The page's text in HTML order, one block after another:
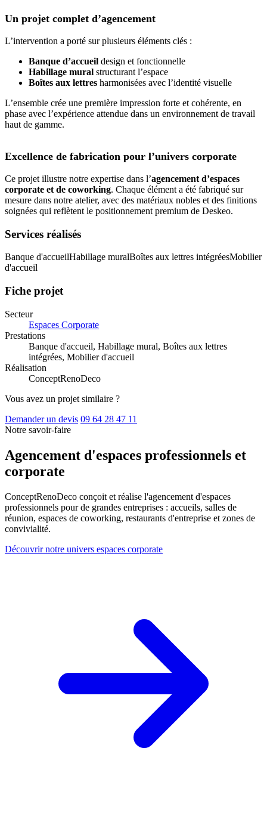
Un projet complet d’agencement
L’intervention a porté sur plusieurs éléments clés :
Banque d’accueil design et fonctionnelle
Habillage mural structurant l’espace
Boîtes aux lettres harmonisées avec l’identité visuelle
L’ensemble crée une première impression forte et cohérente, en
phase avec l’expérience attendue dans un environnement de travail
haut de gamme.
Excellence de fabrication pour l’univers corporate
Ce projet illustre notre expertise dans l’agencement d’espaces
corporate et de coworking. Chaque élément a été fabriqué sur
mesure dans notre atelier, avec des matériaux nobles et des finitions
soignées qui reflètent le positionnement premium de Deskeo.
Services réalisés
Banque d'accueilHabillage muralBoîtes aux lettres intégréesMobilier
d'accueil
Fiche projet
Secteur
Espaces Corporate
Prestations
Banque d'accueil, Habillage mural, Boîtes aux lettres
intégrées, Mobilier d'accueil
Réalisation
ConceptRenoDeco
Vous avez un projet similaire ?
Demander un devis 09 64 28 47 11
Notre savoir-faire
Agencement d'espaces professionnels et
corporate
ConceptRenoDeco conçoit et réalise l'agencement d'espaces
professionnels pour de grandes entreprises : accueils, salles de
réunion, espaces de coworking, restaurants d'entreprise et zones de
convivialité.
Découvrir notre univers espaces corporate